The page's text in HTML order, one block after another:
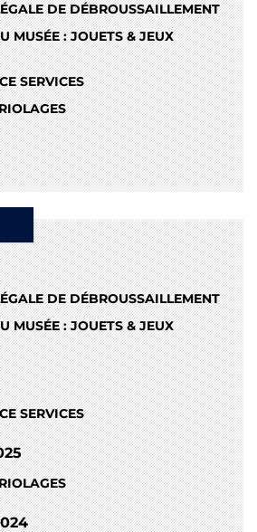
DE DÉBROUSSAILLEMENT
MUSÉE : JOUETS & JEUX
SERVICES
DE DÉBROUSSAILLEMENT
MUSÉE : JOUETS & JEUX
SERVICES